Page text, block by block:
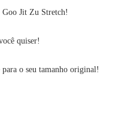
Goo Jit Zu Stretch!
quiser!
para o seu tamanho original!